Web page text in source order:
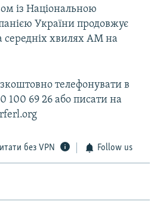
із Національною
України продовжує
хвилях АМ на
телефонувати в
100 69 26 або писати на
без VPN Follow us